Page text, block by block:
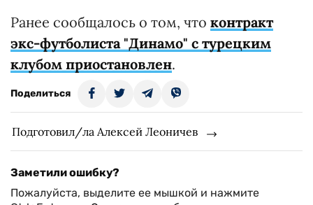
Ранее сообщалось о том, что контракт
экс-футболиста "Динамо" с турецким
клубом приостановлен.
Поделиться
Подготовил/ла Алексей Леоничев
Заметили ошибку?
Пожалуйста, выделите ее мышкой и нажмите